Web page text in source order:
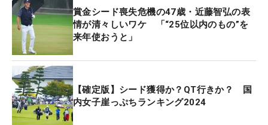
思います。悪い状態ながらもバーディは取れていま
したし、そこは良かった」と収穫もある。今後につ
いては「年内は試合に出ないので、ここから1カ
月、年明けのシーズンに向けてどうやって調整して
いくか考えたい」と来シーズンを見据えた。（文・
高木彩音）
賞金シード喪失危機の47歳・近藤智弘の表
情が清々しいワケ 「“25位以内のもの”を
来年使おうと」
【確定版】シード獲得か？QT行きか？ 国
内女子崖っぷちランキング2024